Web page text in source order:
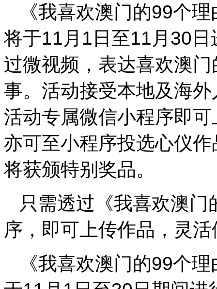
《我喜欢澳门的99个
将于11月1日至11月30
过微视频，表达喜欢澳
事。活动接受本地及海
活动专属微信小程序即
亦可至小程序投选心仪
将获颁特别奖品。
只需透过《我喜欢澳
序，即可上传作品，灵
《我喜欢澳门的99个